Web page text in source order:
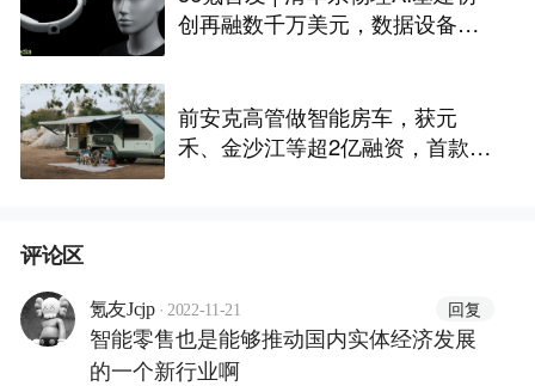
创再融数千万美元，数据设备进
前安克高管做智能房车，获元
禾、金沙江等超2亿融资，首款产
评论区
氪友Jcjp · 2022-11-21 回复
智能零售也是能够推动国内实体经济发展
的一个新行业啊